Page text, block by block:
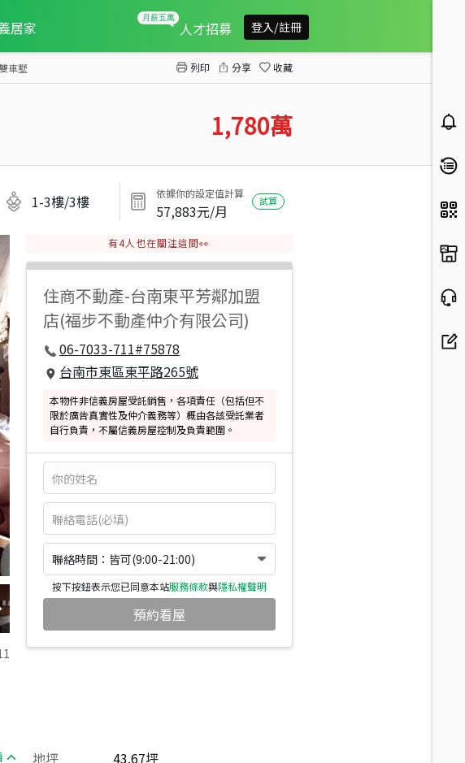
居家 人才招募 登入/註冊
車墅 列印 分享 收藏
1,780萬
1-3樓/3樓 依據你的設定值計算
57,883元/月
試算
有4人也在關注這間👀
住商不動產-台南東平芳鄰加盟
店(福步不動產仲介有限公司)
06-7033-711#75878
台南市東區東平路265號
本物件非信義房屋受託銷售，各項責任（包括但不
限於廣告真實性及仲介義務等）概由各該受託業者
自行負責，不屬信義房屋控制及負責範圍。
聯絡時間：皆可(9:00-21:00)
按下按鈕表示您已同意本站服務條款與隱私權聲明
預約看屋
地坪
43.67坪